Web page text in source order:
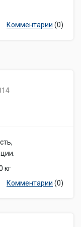
Комментарии (0)
кг
Комментарии (0)